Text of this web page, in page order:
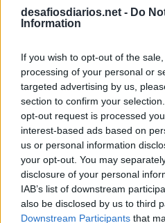
desafiosdiarios.net - Do
Information
If you wish to opt-out of the
processing of your personal or
targeted advertising by us,
section to confirm your
opt-out request is processed
interest-based ads based on
us or personal information
your opt-out. You may
disclosure of your personal
IAB’s list of downstream
also be disclosed by us to third
Downstream Participants that
A
C E I
Equipamento de proteção
E
P
I
Aquela que produz trabalhos
A
R T E S
Ã
Quem não é mais: